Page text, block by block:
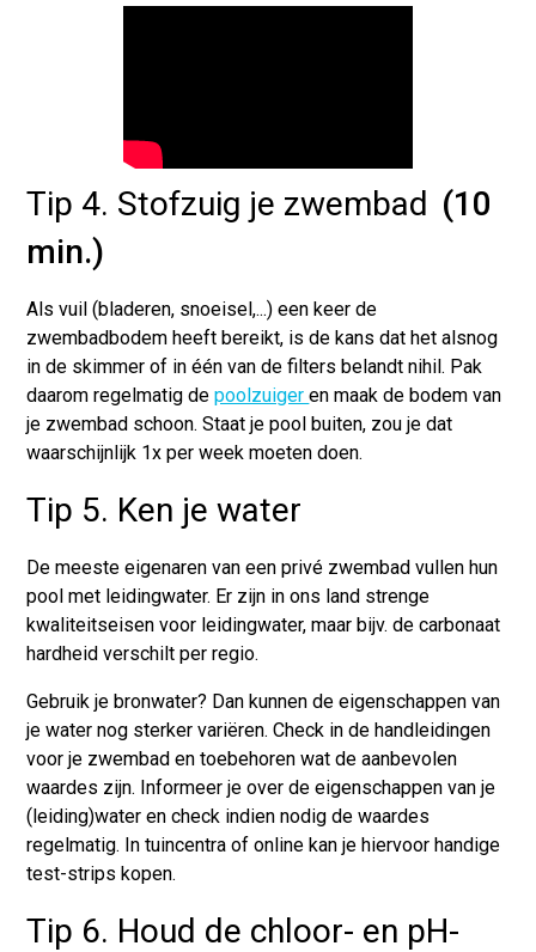
Tip 4. Stofzuig je zwembad (10
min.)
Als vuil (bladeren, snoeisel,...) een keer de
zwembadbodem heeft bereikt, is de kans dat het alsnog
in de skimmer of in één van de filters belandt nihil. Pak
daarom regelmatig depoolzuigeren maak de bodem van
je zwembad schoon. Staat je pool buiten, zou je dat
waarschijnlijk 1x per week moeten doen.
Tip 5. Ken je water
De meeste eigenaren van een privé zwembad vullen hun
pool met leidingwater. Er zijn in ons land strenge
kwaliteitseisen voor leidingwater, maar bijv. de carbonaat
hardheid verschilt per regio.
Gebruik je bronwater? Dan kunnen de eigenschappen van
je water nog sterker variëren. Check in de handleidingen
voor je zwembad en toebehoren wat de aanbevolen
waardes zijn. Informeer je over de eigenschappen van je
(leiding)water en check indien nodig de waardes
regelmatig. In tuincentra of online kan je hiervoor handige
test-strips kopen.
Tip 6. Houd de chloor- en pH-